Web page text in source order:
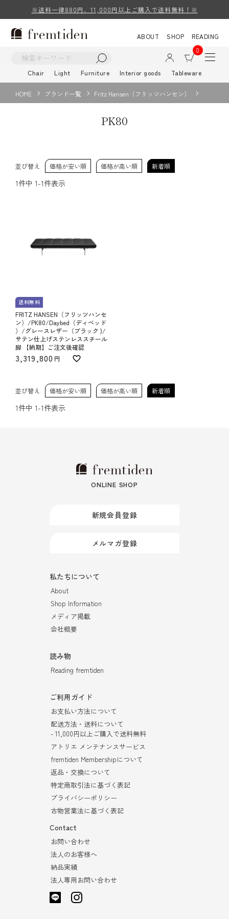
※送料一律880円、11,000円以上ご購入で送料無料！※
ABOUT SHOP
READING
0
Chair Light Furniture Interior goods Tableware
HOME ブランド一覧 Fritz Hansen（フリッツハンセン）
PK80
並び替え 価格が安い順 価格が高い順 新着順
1件中 1-1件表示
送料無料
FRITZ HANSEN（フリッツハンセ
ン）/PK80/Daybed（ディベッド
）/グレースレザー（ブラック )/
サテン仕上げステンレススチール
脚 【納期】ご注文後確認
3,319,800
並び替え 価格が安い順 価格が高い順 新着順
1件中 1-1件表示
ONLINE SHOP
新規会員登録
メルマガ登録
私たちについて
About
Shop Information
メディア掲載
会社概要
読み物
Reading fremtiden
ご利用ガイド
お支払い方法について
配送方法・送料について
- 11,000円以上ご購入で送料無料
アトリエ メンテナンスサービス
fremtiden Membershipについて
返品・交換について
特定商取引法に基づく表記
プライバシーポリシー
古物営業法に基づく表記
Contact
お問い合わせ
法人のお客様へ
納品実績
法人専用お問い合わせ